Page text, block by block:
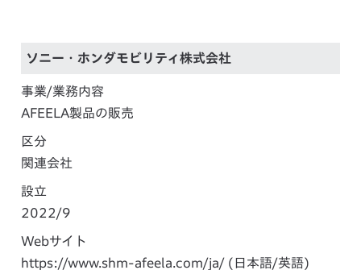
ソニー・ホンダモビリティ株式会社
事業/業務内容
AFEELA製品の販売
区分
関連会社
設立
2022/9
Webサイト
https://www.shm-afeela.com/ja/(日本語/英語)